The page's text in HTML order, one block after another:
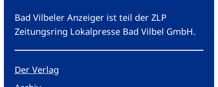
Bad Vilbeler Anzeiger ist teil der ZLP
Zeitungsring Lokalpresse Bad Vilbel GmbH.
Der Verlag